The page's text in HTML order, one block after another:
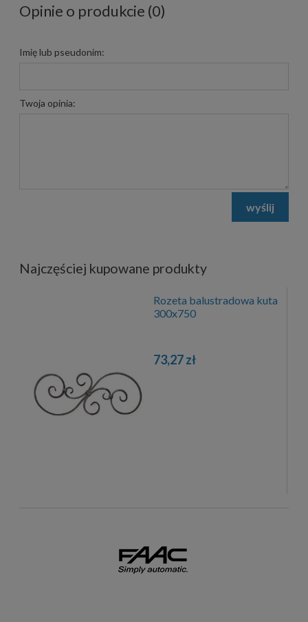
Opinie o produkcie (0)
Imię lub pseudonim:
Twoja opinia:
wyślij
Najczęściej kupowane produkty
Rozeta balustradowa kuta
300x750
73,27 zł